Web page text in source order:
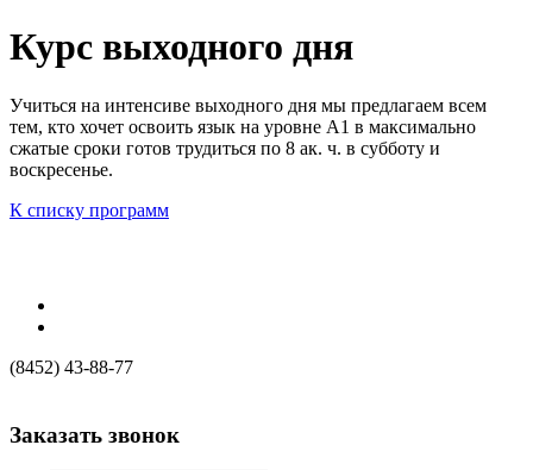
Курс выходного дня
Учиться на интенсиве выходного дня мы предлагаем всем
тем, кто хочет освоить язык на уровне А1 в максимально
сжатые сроки готов трудиться по 8 ак. ч. в субботу и
воскресенье.
К списку программ
(8452) 43-88-77
Заказать звонок